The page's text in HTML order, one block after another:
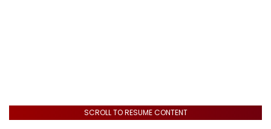
SCROLL TO RESUME CONTENT